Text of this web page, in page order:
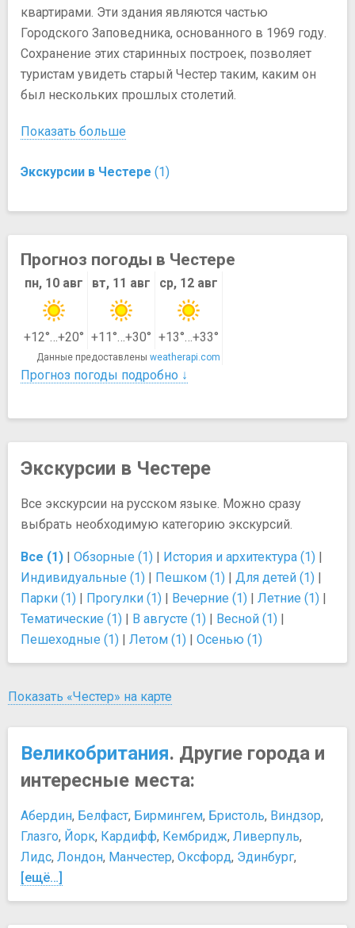
квартирами. Эти здания являются частью
Городского Заповедника, основанного в 1969 году.
Сохранение этих старинных построек, позволяет
туристам увидеть старый Честер таким, каким он
был нескольких прошлых столетий.
Показать больше
Экскурсии в Честере (1)
Прогноз погоды в Честере
пн, 10 авг вт, 11 авг ср, 12 авг
+12°…+20° +11°…+30° +13°…+33°
Данные предоставлены weatherapi.com
Прогноз погоды подробно ↓
Экскурсии в Честере
Все экскурсии на русском языке. Можно сразу
выбрать необходимую категорию экскурсий.
Все (1) | Обзорные (1) | История и архитектура (1) |
Индивидуальные (1) | Пешком (1) | Для детей (1) |
Парки (1) | Прогулки (1) | Вечерние (1) | Летние (1) |
Тематические (1) | В августе (1) | Весной (1) |
Пешеходные (1) | Летом (1) | Осенью (1)
Показать «Честер» на карте
Великобритания. Другие города и
интересные места:
Абердин, Белфаст, Бирмингем, Бристоль, Виндзор,
Глазго, Йорк, Кардифф, Кембридж, Ливерпуль,
Лидс, Лондон, Манчестер, Оксфорд, Эдинбург,
[ещё…]